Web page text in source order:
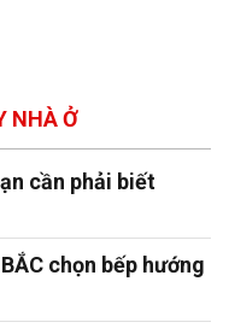
NHÀ Ở
cần phải biết
chọn bếp hướng